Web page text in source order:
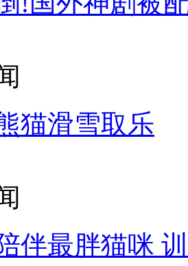
猫滑雪取乐
伴最胖猫咪